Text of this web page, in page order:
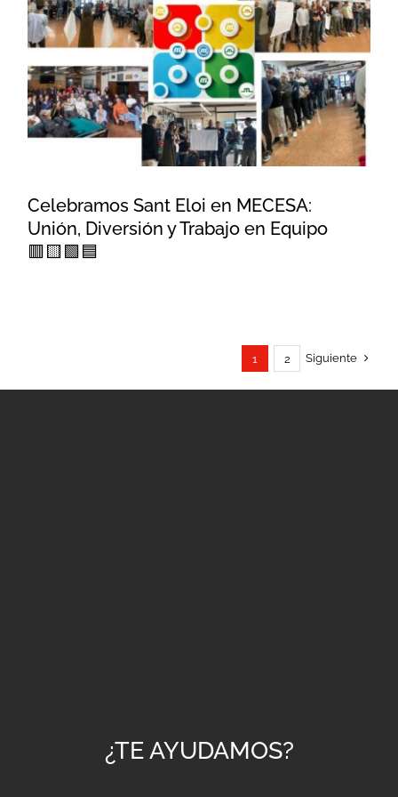
Celebramos Sant Eloi en
MECESA: Unión, Diversión y
Trabajo en Equipo 🟥🟨🟩🟦
Celebramos Sant Eloi en MECESA:
Unión, Diversión y Trabajo en Equipo
🟥🟨🟩🟦
1 2 Siguiente
¿TE AYUDAMOS?